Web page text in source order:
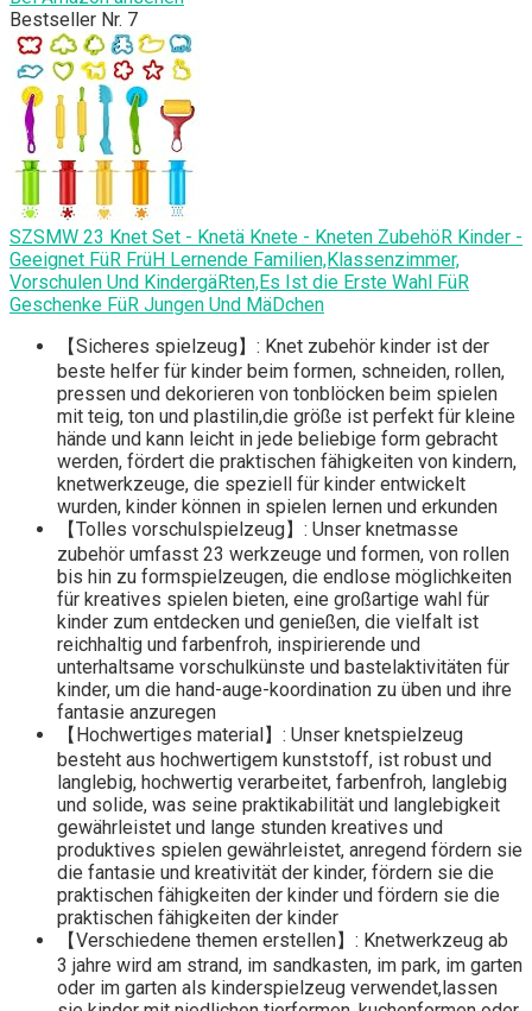
Bestseller Nr. 7
SZSMW 23 Knet Set - Knetä Knete - Kneten ZubehöR Kinder -
Geeignet FüR FrüH Lernende Familien,Klassenzimmer,
Vorschulen Und KindergäRten,Es Ist die Erste Wahl FüR
Geschenke FüR Jungen Und MäDchen
【Sicheres spielzeug】: Knet zubehör kinder ist der
beste helfer für kinder beim formen, schneiden, rollen,
pressen und dekorieren von tonblöcken beim spielen
mit teig, ton und plastilin,die größe ist perfekt für kleine
hände und kann leicht in jede beliebige form gebracht
werden, fördert die praktischen fähigkeiten von kindern,
knetwerkzeuge, die speziell für kinder entwickelt
wurden, kinder können in spielen lernen und erkunden
【Tolles vorschulspielzeug】: Unser knetmasse
zubehör umfasst 23 werkzeuge und formen, von rollen
bis hin zu formspielzeugen, die endlose möglichkeiten
für kreatives spielen bieten, eine großartige wahl für
kinder zum entdecken und genießen, die vielfalt ist
reichhaltig und farbenfroh, inspirierende und
unterhaltsame vorschulkünste und bastelaktivitäten für
kinder, um die hand-auge-koordination zu üben und ihre
fantasie anzuregen
【Hochwertiges material】: Unser knetspielzeug
besteht aus hochwertigem kunststoff, ist robust und
langlebig, hochwertig verarbeitet, farbenfroh, langlebig
und solide, was seine praktikabilität und langlebigkeit
gewährleistet und lange stunden kreatives und
produktives spielen gewährleistet, anregend fördern sie
die fantasie und kreativität der kinder, fördern sie die
praktischen fähigkeiten der kinder und fördern sie die
praktischen fähigkeiten der kinder
【Verschiedene themen erstellen】: Knetwerkzeug ab
3 jahre wird am strand, im sandkasten, im park, im garten
oder im garten als kinderspielzeug verwendet,lassen